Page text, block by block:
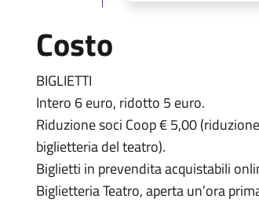
Costo
BIGLIETTI
Intero 6 euro, ridotto 5 euro.
Riduzione soci Coop € 5,00
biglietteria del teatro).
Biglietti in prevendita acquistabili
Biglietteria Teatro, aperta un’ora